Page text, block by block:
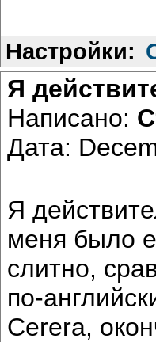
Настройки:
Я
Написано:
Дата:
Я
меня было
слитно,
по-
Cerera,